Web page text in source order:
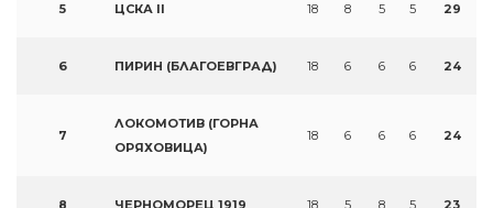
5 ЦСКА II 18 8 5 5 29
6 ПИРИН (БЛАГОЕВГРАД) 18 6 6 6 24
7
ЛОКОМОТИВ (ГОРНА
ОРЯХОВИЦА)
18 6 6 6 24